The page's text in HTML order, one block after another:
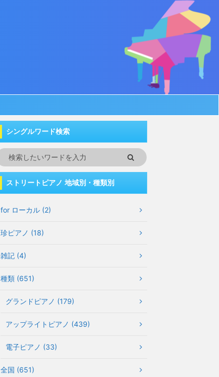
シングルワード検索
ストリートピアノ 地域別・種類別
for ローカル (2)
珍ピアノ (18)
雑記 (4)
種類 (651)
グランドピアノ (179)
アップライトピアノ (439)
電子ピアノ (33)
全国 (651)